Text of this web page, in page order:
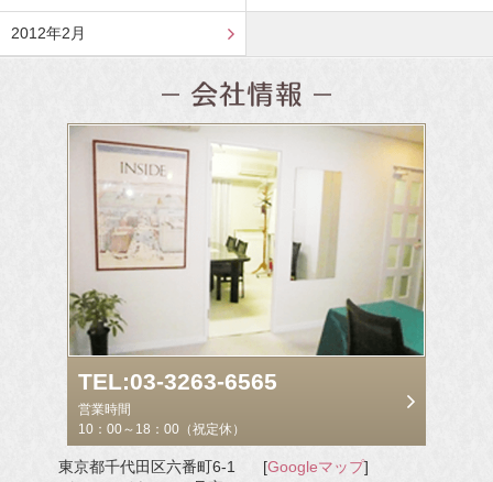
2012年2月
TEL:03-3263-6565
営業時間
10：00～18：00（祝定休）
東京都千代田区六番町6-1
[Googleマップ]